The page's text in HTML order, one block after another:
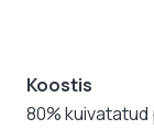
Koostis
80% kuivatatud